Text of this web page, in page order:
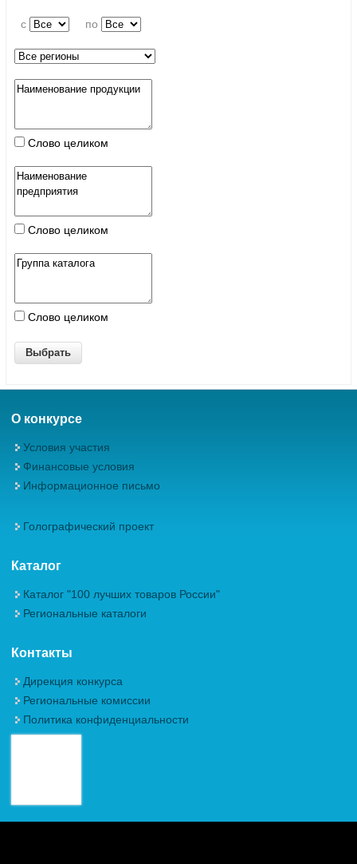
c по
Слово целиком
Слово целиком
Слово целиком
О конкурсе
Условия участия
Финансовые условия
Информационное письмо
Голографический проект
Каталог
Каталог "100 лучших товаров России"
Региональные каталоги
Контакты
Дирекция конкурса
Региональные комиссии
Политика конфиденциальности